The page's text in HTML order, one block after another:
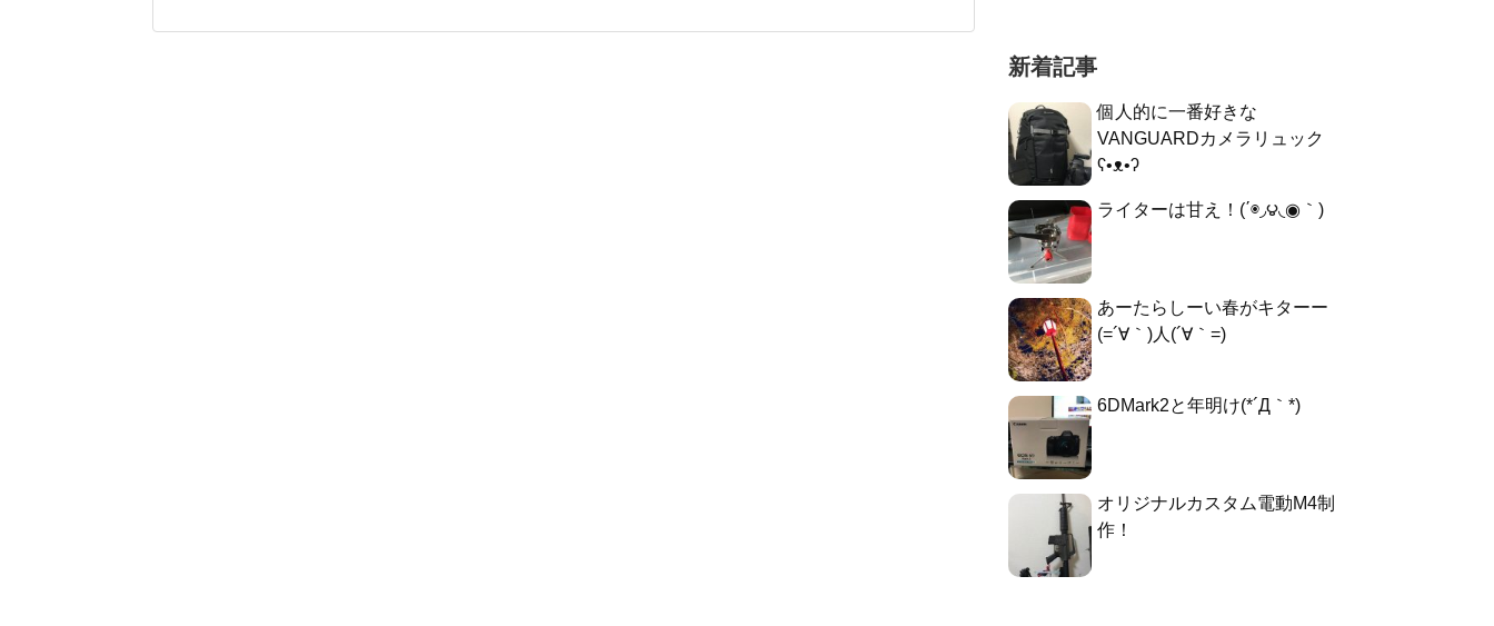
新着記事
個人的に一番好きな
VANGUARDカメラリュック
ʕ•ᴥ•ʔ
ライターは甘え！(΄◉◞౪◟◉｀)
あーたらしーい春がキターー
(=´∀｀)人(´∀｀=)
6DMark2と年明け(*´Д｀*)
オリジナルカスタム電動M4制
作！